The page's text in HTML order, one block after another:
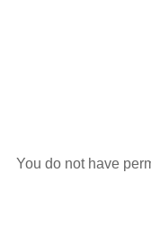
You do not have